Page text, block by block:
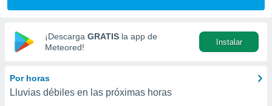
las
y
digital
basada
¡Descarga GRATIS la app de
Meteored!
Instalar
Por horas
Lluvias débiles en las próximas horas